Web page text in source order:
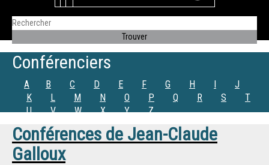
Conférenciers
A B C D E F G H I
J
K
L M N O P Q R S
T
U
V W X Y Z
Conférences de Jean-Claude
Galloux